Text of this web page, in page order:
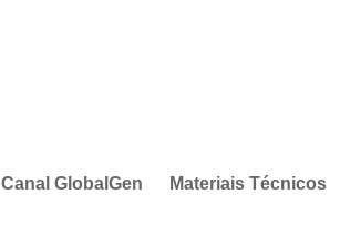
Canal GlobalGen Materiais Técnicos